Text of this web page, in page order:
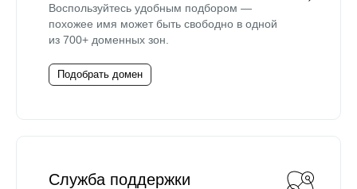
Воспользуйтесь удобным подбором —
похожее имя может быть свободно в одной
из 700+ доменных зон.
Подобрать домен
Служба поддержки